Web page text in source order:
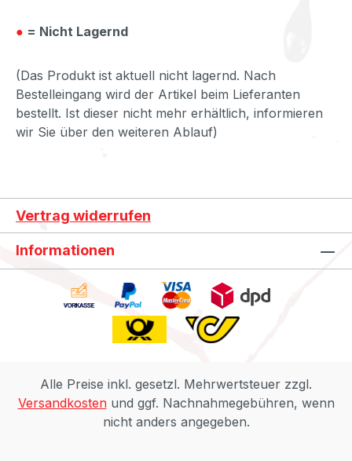
● = Nicht Lagernd
(Das Produkt ist aktuell nicht lagernd. Nach
Bestelleingang wird der Artikel beim Lieferanten
bestellt. Ist dieser nicht mehr erhältlich, informieren
wir Sie über den weiteren Ablauf)
Vertrag widerrufen
Informationen
Alle Preise inkl. gesetzl. Mehrwertsteuer zzgl.
Versandkostenund ggf. Nachnahmegebühren, wenn
nicht anders angegeben.